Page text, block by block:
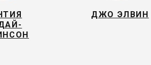
ДЖО ЭЛВИН